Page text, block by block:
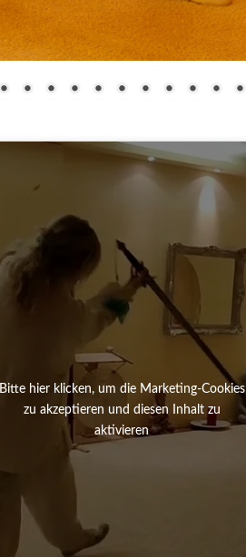
Bitte hier klicken, um die Marketing-Cookies
zu akzeptieren und diesen Inhalt zu
aktivieren